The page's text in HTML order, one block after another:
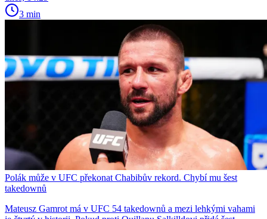
3 min
Polák může v UFC překonat Chabibův rekord. Chybí mu šest
takedownů
Mateusz Gamrot má v UFC 54 takedownů a mezi lehkými vahami